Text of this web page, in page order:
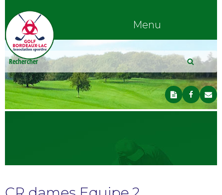
Menu